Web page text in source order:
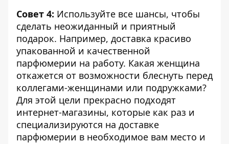
Совет 4: Используйте все шансы, чтобы
сделать неожиданный и приятный
подарок. Например, доставка красиво
упакованной и качественной
парфюмерии на работу. Какая женщина
откажется от возможности блеснуть перед
коллегами-женщинами или подружками?
Для этой цели прекрасно подходят
интернет-магазины, которые как раз и
специализируются на доставке
парфюмерии в необходимое вам место и